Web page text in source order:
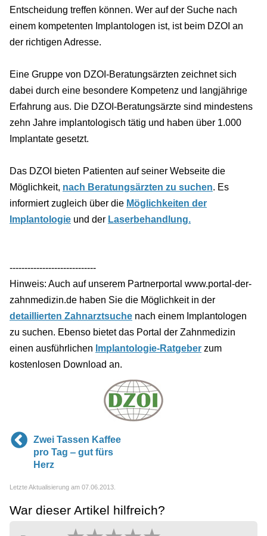
Entscheidung treffen können. Wer auf der Suche nach
einem kompetenten Implantologen ist, ist beim DZOI an
der richtigen Adresse.
Eine Gruppe von DZOI-Beratungsärzten zeichnet sich
dabei durch eine besondere Kompetenz und langjährige
Erfahrung aus. Die DZOI-Beratungsärzte sind mindestens
zehn Jahre implantologisch tätig und haben über 1.000
Implantate gesetzt.
Das DZOI bieten Patienten auf seiner Webseite die
Möglichkeit, nach Beratungsärzten zu suchen. Es
informiert zugleich über die Möglichkeiten der
Implantologie und der Laserbehandlung.
-----------------------------
Hinweis: Auch auf unserem Partnerportal www.portal-der-
zahnmedizin.de haben Sie die Möglichkeit in der
detaillierten Zahnarztsuche nach einem Implantologen
zu suchen. Ebenso bietet das Portal der Zahnmedizin
einen ausführlichen Implantologie-Ratgeber zum
kostenlosen Download an.
Zwei Tassen Kaffee
pro Tag ‒ gut fürs
Herz
Letzte Aktualisierung am 07.06.2013.
War dieser Artikel hilfreich?